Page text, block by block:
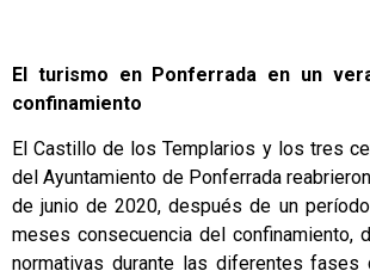
El turismo en Ponferrada en un
confinamiento
El Castillo de los Templarios y los tres
del Ayuntamiento de Ponferrada
de junio de 2020, después de un
meses consecuencia del confinamiento,
normativas durante las diferentes fases